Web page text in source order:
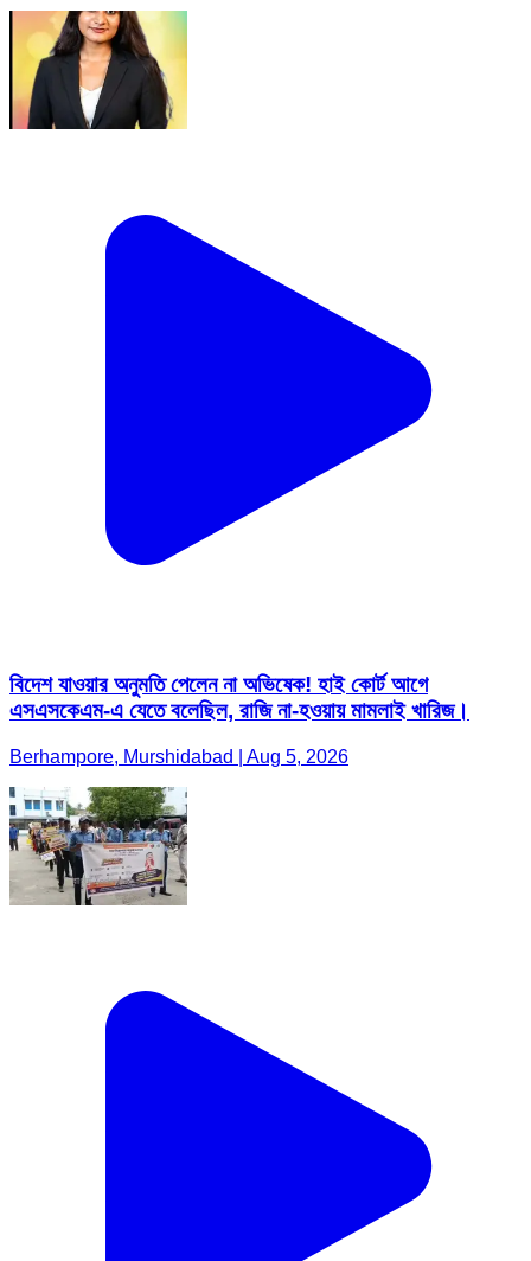
বিদেশ যাওয়ার অনুমতি পেলেন না অভিষেক! হাই কোর্ট আগে
এসএসকেএম-এ যেতে বলেছিল, রাজি না-হওয়ায় মামলাই খারিজ।
Berhampore, Murshidabad | Aug 5, 2026